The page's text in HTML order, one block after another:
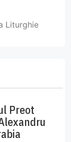
Liturghie
Preot